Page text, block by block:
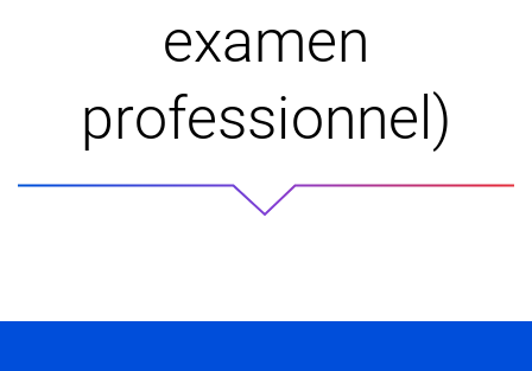
examen
professionnel)